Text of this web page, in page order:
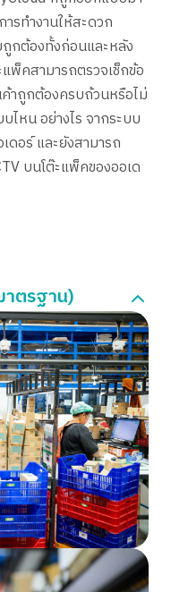
รทำงานให้สะดวก
ถูกต้องทั้งก่อนและหลัง
พ็คสามารถตรวจเช็กข้อ
าถูกต้องครบถ้วนหรือไม่
ไหน อย่างไร จากระบบ
ดอร์ และยังสามารถ
บนโต๊ะแพ็คของออเด
ตรฐาน)